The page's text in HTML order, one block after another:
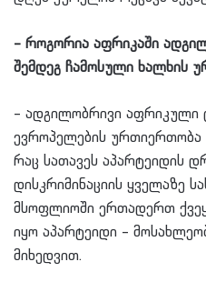
– როგორია აფრიკაში
შემდეგ ჩამოსული ხალხის
– ადგილობრივი აფრიკული
ევროპელების ურთიერთობა
რაც სათავეს აპარტეიდის
დისკრიმინაციის ყველაზე
მსოფლიოში ერთადერთ
იყო აპარტეიდი –
მიხედვით.